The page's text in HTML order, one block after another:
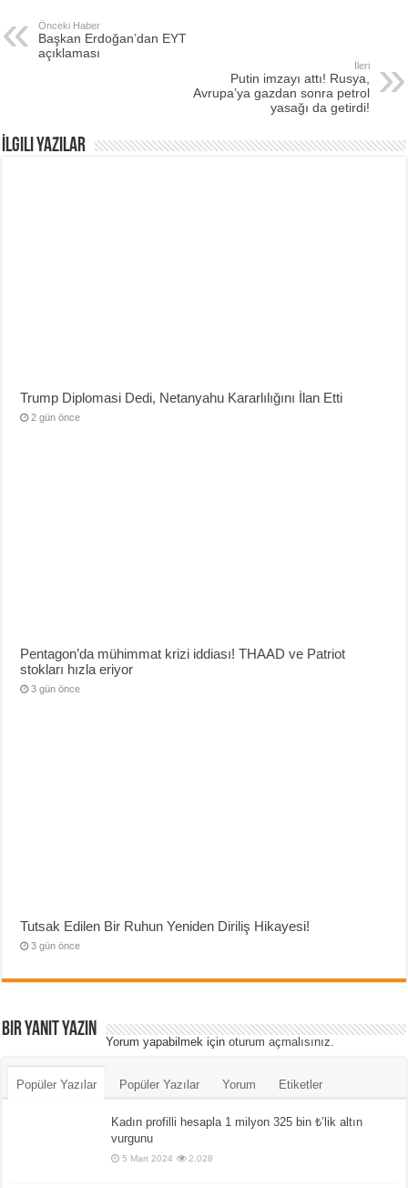
Önceki Haber
Başkan Erdoğan’dan EYT
açıklaması
İleri
Putin imzayı attı! Rusya,
Avrupa’ya gazdan sonra petrol
yasağı da getirdi!
İlgili Yazılar
Trump Diplomasi Dedi, Netanyahu Kararlılığını İlan Etti
2 gün önce
Pentagon’da mühimmat krizi iddiası! THAAD ve Patriot
stokları hızla eriyor
3 gün önce
Tutsak Edilen Bir Ruhun Yeniden Diriliş Hikayesi!
3 gün önce
Bir yanıt yazın
Yorum yapabilmek içinoturum açmalısınız.
Popüler Yazılar Popüler Yazılar Yorum Etiketler
Kadın profilli hesapla 1 milyon 325 bin ₺’lik altın
vurgunu
5 Mart 2024 2,028